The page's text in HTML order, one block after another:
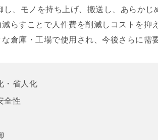
、モノを持ち上げ、搬送し、あらか
らすことで人件費を削減しコストを
倉庫・工場で使用され、今後さらに需
・省人化
全性